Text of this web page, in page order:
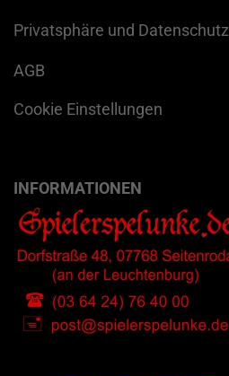
Privatsphäre und Datenschutz
AGB
Cookie Einstellungen
INFORMATIONEN